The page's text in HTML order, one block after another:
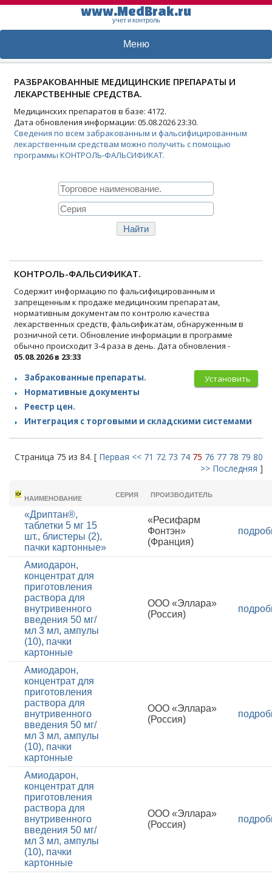
www.MedBrak.ru
учет и контроль
Меню
РАЗБРАКОВАННЫЕ МЕДИЦИНСКИЕ ПРЕПАРАТЫ И
ЛЕКАРСТВЕННЫЕ СРЕДСТВА.
Медицинских препаратов в базе: 4172.
Дата обновления информации: 05.08.2026 23:30.
Сведения по всем забракованным и фальсифицированным
лекарственным средствам можно получить с помощью
программы КОНТРОЛЬ-ФАЛЬСИФИКАТ.
КОНТРОЛЬ-ФАЛЬСИФИКАТ.
Содержит информацию по фальсифицированным и
запрещенным к продаже медицинским препаратам,
нормативным документам по контролю качества
лекарственных средств, фальсификатам, обнаруженным в
розничной сети. Обновление информации в программе
обычно происходит 3-4 раза в день. Дата обновления -
05.08.2026 в 23:33
Установить
Забракованные препараты.
Нормативные документы
Реестр цен.
Интеграция с торговыми и складскими системами
Страница 75 из 84. [ Первая << 71 72 73 74 75 76 77 78 79 80
>> Последняя ]
НАИМЕНОВАНИЕ
СЕРИЯ ПРОИЗВОДИТЕЛЬ
«Дриптан®,
таблетки 5 мг 15
шт., блистеры (2),
пачки картонные»
«Ресифарм
Фонтэн»
(Франция)
Амиодарон,
концентрат для
приготовления
раствора для
внутривенного
введения 50 мг/
мл 3 мл, ампулы
(10), пачки
картонные
ООО «Эллара»
(Россия)
Амиодарон,
концентрат для
приготовления
раствора для
внутривенного
введения 50 мг/
мл 3 мл, ампулы
(10), пачки
картонные
ООО «Эллара»
(Россия)
Амиодарон,
концентрат для
приготовления
раствора для
внутривенного
введения 50 мг/
мл 3 мл, ампулы
(10), пачки
картонные
ООО «Эллара»
(Россия)